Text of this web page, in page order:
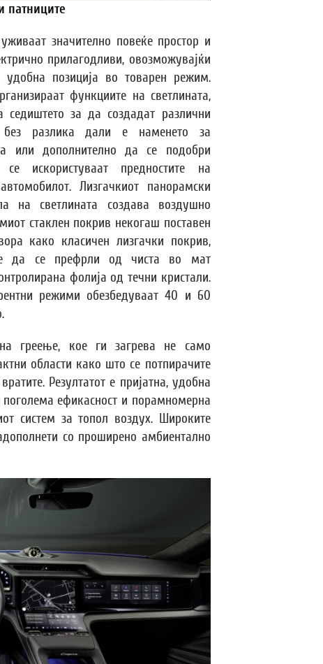
патниците
значително повеќе простор и
прилагодливи, овозможувајќи
позиција во товарен режим.
функциите на светлината,
седиштето за да создадат различни
без разлика дали е наменето за
или дополнително да се подобри
искористуваат предностите на
Лизгачкиот панорамски
на светлината создава воздушно
стаклен покрив некогаш поставен
како класичен лизгачки покрив,
да се префрли од чиста во мат
фолија од течни кристали.
режими обезбедуваат 40 и 60
греење, кое ги загрева не само
области како што се потпирачите
Резултатот е пријатна, удобна
ефикасност и порамномерна
систем за топол воздух. Широките
со проширено амбиентално